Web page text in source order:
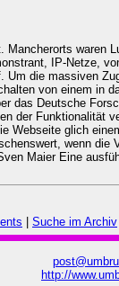
IP-Netze,
die massiven
von einem in
das Deutsche
der
glich
wenn
Maier Eine
Suche im Archiv
http://